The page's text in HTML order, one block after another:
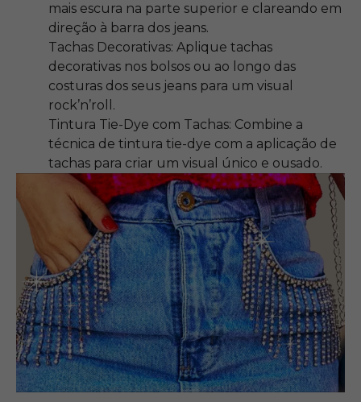
mais escura na parte superior e clareando em
direção à barra dos jeans.
Tachas Decorativas: Aplique tachas
decorativas nos bolsos ou ao longo das
costuras dos seus jeans para um visual
rock’n’roll.
Tintura Tie-Dye com Tachas: Combine a
técnica de tintura tie-dye com a aplicação de
tachas para criar um visual único e ousado.